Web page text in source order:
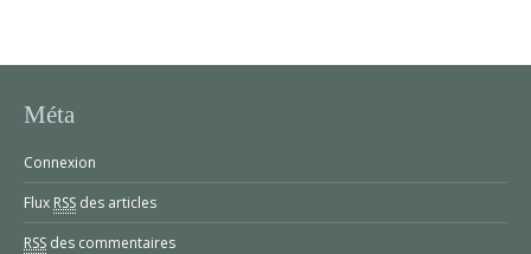
Méta
Connexion
Flux RSS des articles
RSS des commentaires